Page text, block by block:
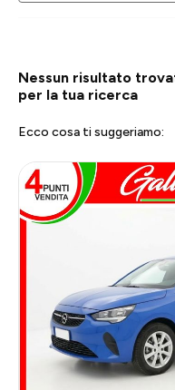
Nessun risultato
per la tua ricerca
Ecco cosa ti suggeriamo: